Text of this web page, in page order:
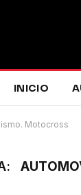
INICIO
Motocross